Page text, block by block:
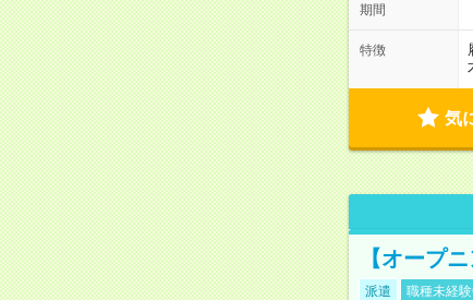
期間
特徴
気
【オープ
派遣 職種未経